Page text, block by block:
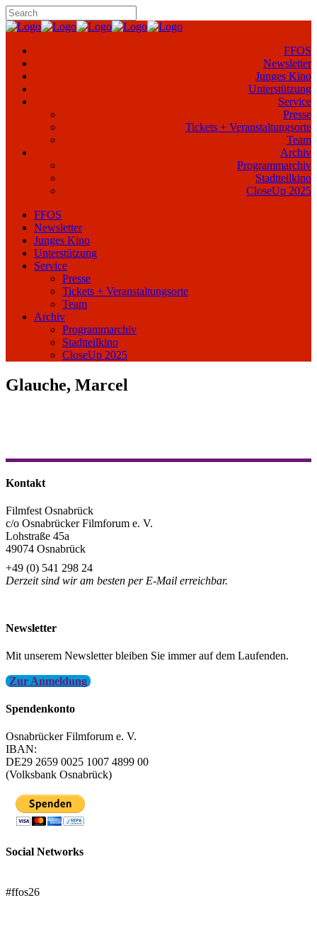
FFOS
Newsletter
Junges Kino
Unterstützung
Service
Presse
Tickets + Veranstaltungsorte
Team
Archiv
Programmarchiv
Stadtteilkino
CloseUp 2025
FFOS
Newsletter
Junges Kino
Unterstützung
Service
Presse
Tickets + Veranstaltungsorte
Team
Archiv
Programmarchiv
Stadtteilkino
CloseUp 2025
Glauche, Marcel
Kontakt
Filmfest Osnabrück
c/o Osnabrücker Filmforum e. V.
Lohstraße 45a
49074 Osnabrück
+49 (0) 541 298 24
Derzeit sind wir am besten per E-Mail erreichbar.
Newsletter
Mit unserem Newsletter bleiben Sie immer auf dem Laufenden.
Zur Anmeldung
Spendenkonto
Osnabrücker Filmforum e. V.
IBAN:
DE29 2659 0025 1007 4899 00
(Volksbank Osnabrück)
Social Networks
#ffos26